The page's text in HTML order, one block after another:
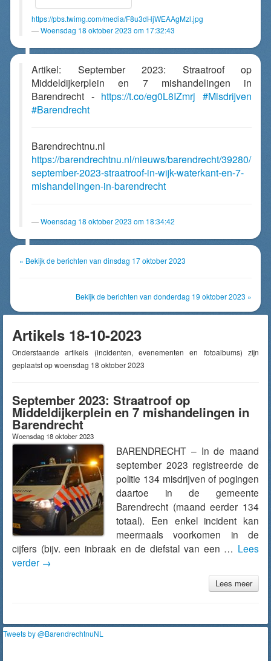
https://pbs.twimg.com/media/F8u3dHjWEAAgMzl.jpg
Woensdag 18 oktober 2023 om 17:32:43
Artikel: September 2023: Straatroof op
Middeldijkerplein en 7 mishandelingen in
Barendrecht - https://t.co/eg0L8IZmrj #Misdrijven
#Barendrecht
Barendrechtnu.nl
https://barendrechtnu.nl/nieuws/barendrecht/39280/
september-2023-straatroof-in-wijk-waterkant-en-7-
mishandelingen-in-barendrecht
Woensdag 18 oktober 2023 om 18:34:42
« Bekijk de berichten van dinsdag 17 oktober 2023
Bekijk de berichten van donderdag 19 oktober 2023 »
Artikels 18-10-2023
Onderstaande artikels (incidenten, evenementen en fotoalbums) zijn
geplaatst op woensdag 18 oktober 2023
September 2023: Straatroof op
Middeldijkerplein en 7 mishandelingen in
Barendrecht
Woensdag 18 oktober 2023
BARENDRECHT – In de maand
september 2023 registreerde de
politie 134 misdrijven of pogingen
daartoe in de gemeente
Barendrecht (maand eerder 134
totaal). Een enkel incident kan
meermaals voorkomen in de
cijfers (bijv. een inbraak en de diefstal van een … Lees
verder →
Lees meer
Tweets by @BarendrechtnuNL